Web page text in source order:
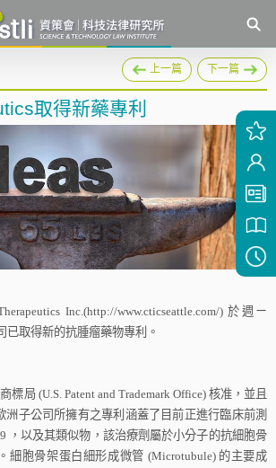
上一篇 下一篇
取得新藥專利
Inc.(http://www.cticseattle.com/) 於週ㄧ
已取得新的抗腫瘤藥物專利。
標局 (U.S. Patent and Trademark Office) 核准，並且
洲子公司所擁有之專利涵蓋了目前正進行臨床前測
，以及其類似物，該治療劑屬於小分子的抗細胞骨
細胞骨架蛋白細形成微管 (Microtubule) 的主要成